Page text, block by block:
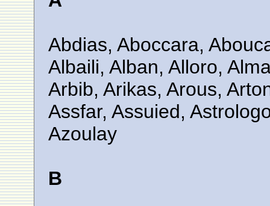
Abdias, Aboccara,
Albaili, Alban, Alloro,
Arbib, Arikas, Arous,
Assfar, Assuied,
Azoulay
B